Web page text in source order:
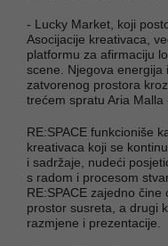
- Lucky Market, koji
Asocijacije kreativaca,
platformu za afirmaciju
scene. Njegova energija
zatvorenog prostora
trećem spratu Aria Malla
RE:SPACE funkcioniše
kreativaca koji se
i sadržaje, nudeći
s radom i procesom
RE:SPACE zajedno
prostor susreta, a drugi
razmjene i prezentacije.